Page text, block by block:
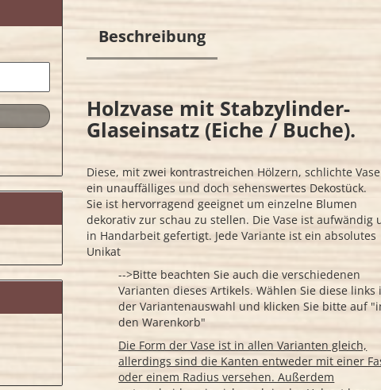
Beschreibung
Holzvase mit Stabzylinder-
Glaseinsatz (Eiche / Buche).
Diese, mit zwei kontrastreichen Hölzern, schlichte
ein unauffälliges und doch sehenswertes Dekostück.
Sie ist hervorragend geeignet um einzelne Blumen
dekorativ zur schau zu stellen. Die Vase ist aufwändig
in Handarbeit gefertigt. Jede Variante ist ein absolutes
Unikat
-->Bitte beachten Sie auch die verschiedenen
Varianten dieses Artikels. Wählen Sie diese links
der Variantenauswahl und klicken Sie bitte auf
den Warenkorb"
Die Form der Vase ist in allen Varianten gleich,
allerdings sind die Kanten entweder mit einer
oder einem Radius versehen. Außerdem